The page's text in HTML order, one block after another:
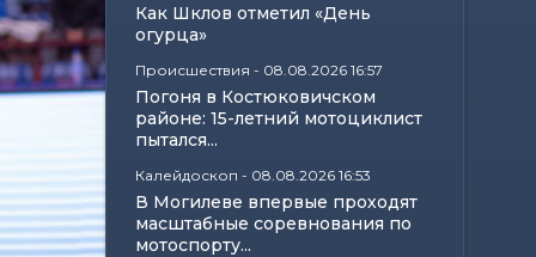
Как Шклов отметил «День
огурца»
Происшествия - 08.08.2026 16:57
Погоня в Костюковичском
районе: 15-летний мотоциклист
пытался...
Калейдоскоп - 08.08.2026 16:53
В Могилеве впервые проходят
масштабные соревнования по
мотоспорту...